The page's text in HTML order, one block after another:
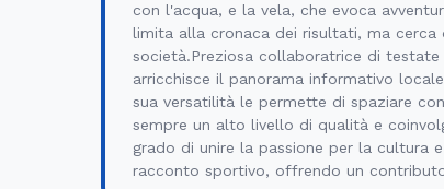
con l'acqua, e la vela, che evoca
limita alla cronaca dei risultati, ma
società.Preziosa collaboratrice di
arricchisce il panorama informativo
sua versatilità le permette di spaziare
sempre un alto livello di qualità e
grado di unire la passione per la cultura
racconto sportivo, offrendo un